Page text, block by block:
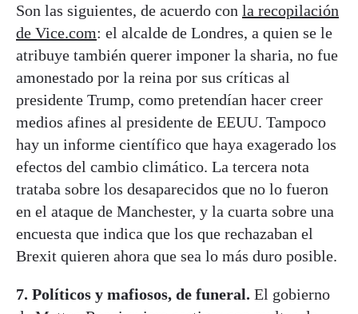
Son las siguientes, de acuerdo con la recopilación
de Vice.com: el alcalde de Londres, a quien se le
atribuye también querer imponer la sharia, no fue
amonestado por la reina por sus críticas al
presidente Trump, como pretendían hacer creer
medios afines al presidente de EEUU. Tampoco
hay un informe científico que haya exagerado los
efectos del cambio climático. La tercera nota
trataba sobre los desaparecidos que no lo fueron
en el ataque de Manchester, y la cuarta sobre una
encuesta que indica que los que rechazaban el
Brexit quieren ahora que sea lo más duro posible.
7. Políticos y mafiosos, de funeral. El gobierno